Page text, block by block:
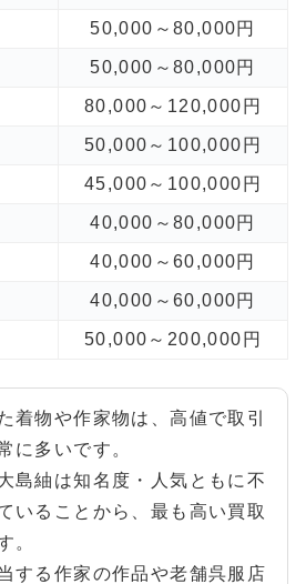
50,000～80,000円
50,000～80,000円
80,000～120,000円
50,000～100,000円
45,000～100,000円
40,000～80,000円
40,000～60,000円
40,000～60,000円
50,000～200,000円
着物や作家物は、高値で取引
に多いです。
島紬は知名度・人気ともに不
いることから、最も高い買取
。
する作家の作品や老舗呉服店